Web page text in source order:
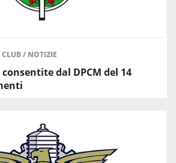
/ NOTIZIE
dal DPCM del 14